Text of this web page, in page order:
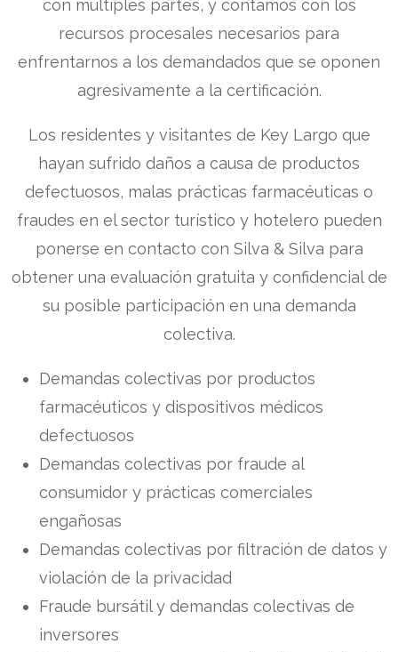
con múltiples partes, y contamos con los
recursos procesales necesarios para
enfrentarnos a los demandados que se oponen
agresivamente a la certificación.
Los residentes y visitantes de Key Largo que
hayan sufrido daños a causa de productos
defectuosos, malas prácticas farmacéuticas o
fraudes en el sector turístico y hotelero pueden
ponerse en contacto con Silva & Silva para
obtener una evaluación gratuita y confidencial de
su posible participación en una demanda
colectiva.
Demandas colectivas por productos
farmacéuticos y dispositivos médicos
defectuosos
Demandas colectivas por fraude al
consumidor y prácticas comerciales
engañosas
Demandas colectivas por filtración de datos y
violación de la privacidad
Fraude bursátil y demandas colectivas de
inversores